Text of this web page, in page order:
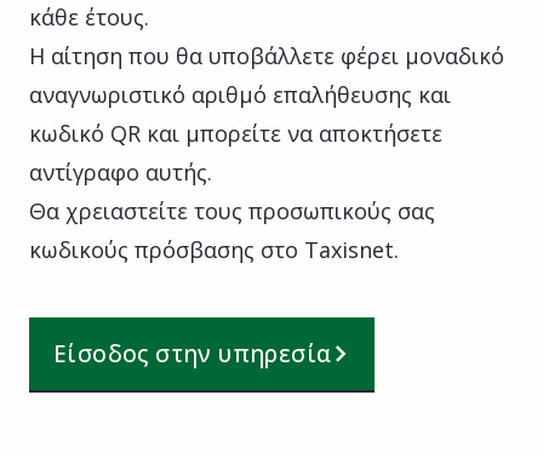
κάθε έτους.
Η αίτηση που θα υποβάλλετε φέρει μοναδικό
αναγνωριστικό αριθμό επαλήθευσης και
κωδικό QR και μπορείτε να αποκτήσετε
αντίγραφο αυτής.
Θα χρειαστείτε τους προσωπικούς σας
κωδικούς πρόσβασης στο Taxisnet.
Είσοδος στην υπηρεσία